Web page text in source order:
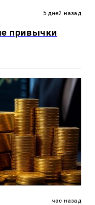
5 дней назад
привычки
час назад